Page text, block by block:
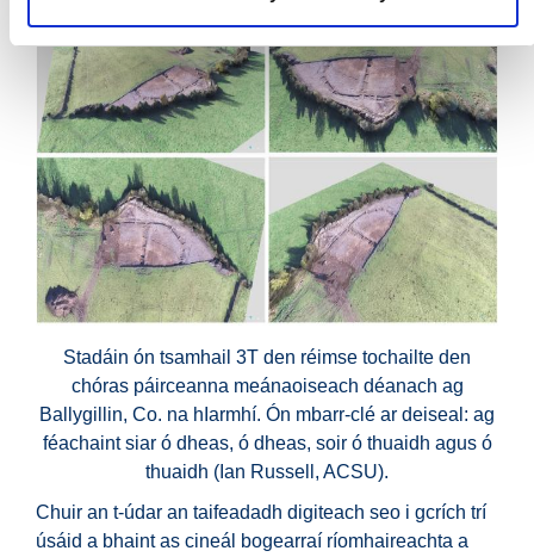
Stadáin ón tsamhail 3T den réimse tochailte den
chóras páirceanna meánaoiseach déanach ag
Ballygillin, Co. na hIarmhí. Ón mbarr-clé ar deiseal: ag
féachaint siar ó dheas, ó dheas, soir ó thuaidh agus ó
thuaidh (Ian Russell, ACSU).
Chuir an t-údar an taifeadadh digiteach seo i gcrích trí
úsáid a bhaint as cineál bogearraí ríomhaireachta a